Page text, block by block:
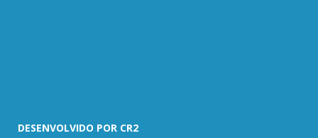
DESENVOLVIDO POR CR2